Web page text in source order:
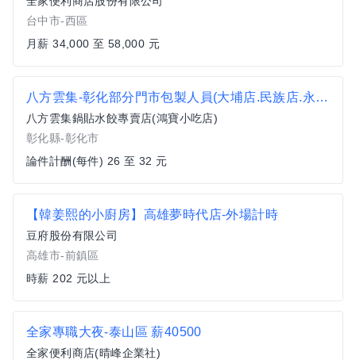
台中市-西區
月薪 34,000 至 58,000 元
八方雲集-彰化部分門市包製人員(大埔店.民族店.永安店.中正店)
八方雲集鍋貼水餃專賣店(鴻寶小吃店)
彰化縣-彰化市
論件計酬(每件) 26 至 32 元
【韓姜熙的小廚房】高雄夢時代店-外場計時
豆府股份有限公司
高雄市-前鎮區
時薪 202 元以上
全家專職大夜-泰山區 薪40500
全家便利商店(晴峰企業社)